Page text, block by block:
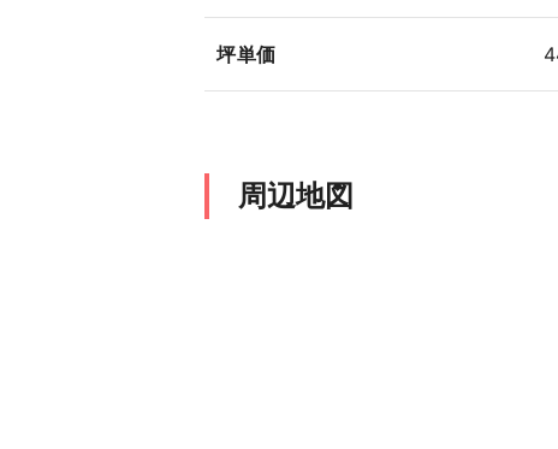
坪単価
周辺地図